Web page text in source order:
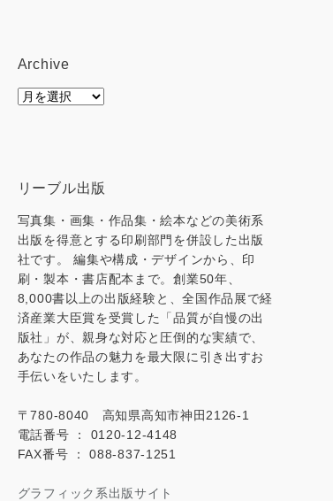
Archive
Archive
リーブル出版
写真集・画集・作品集・絵本などの美術系
出版を得意とする印刷部門を併設した出版
社です。 編集や構成・デザインから、印
刷・製本・書店配本まで。創業50年、
8,000書以上の出版経験と、全国作品展で経
済産業大臣賞を受賞した「品質が自慢の出
版社」が、親身な対応と圧倒的な実績で、
あなたの作品の魅力を最大限に引き出すお
手伝いをいたします。
〒780-8040 高知県高知市神田2126-1
電話番号 ： 0120-12-4148
FAX番号 ： 088-837-1251
グラフィック系出版サイト